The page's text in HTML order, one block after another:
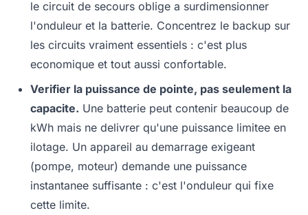
le circuit de secours oblige a surdimensionner
l'onduleur et la batterie. Concentrez le backup sur
les circuits vraiment essentiels : c'est plus
economique et tout aussi confortable.
Verifier la puissance de pointe, pas seulement la
capacite. Une batterie peut contenir beaucoup de
kWh mais ne delivrer qu'une puissance limitee en
ilotage. Un appareil au demarrage exigeant
(pompe, moteur) demande une puissance
instantanee suffisante : c'est l'onduleur qui fixe
cette limite.